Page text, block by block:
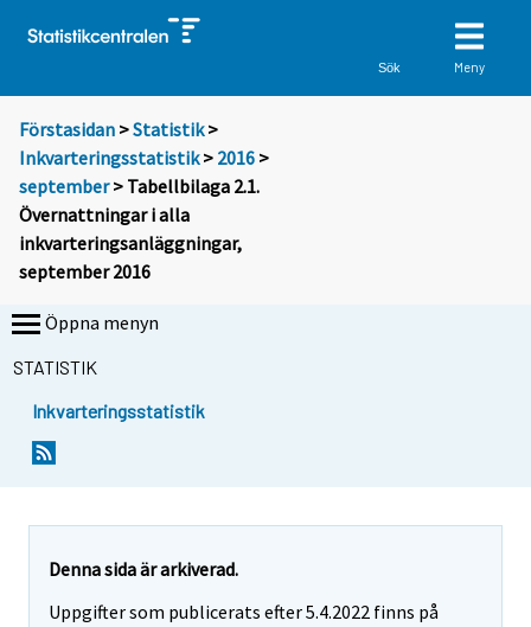
Sök Meny
Förstasidan >Statistik >
Inkvarteringsstatistik> 2016 >
september> Tabellbilaga 2.1.
Övernattningar i alla
inkvarteringsanläggningar,
september 2016
Öppna menyn
STATISTIK
Inkvarteringsstatistik
Denna sida är arkiverad.
Uppgifter som publicerats efter 5.4.2022 finns på